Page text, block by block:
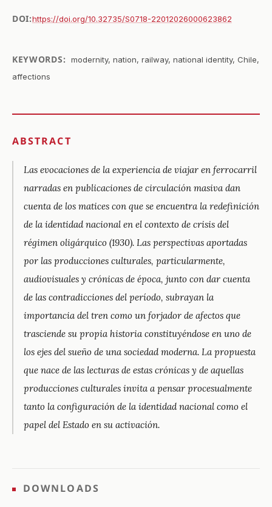
DOI:https://doi.org/10.32735/S0718-22012026000623862
KEYWORDS:
modernity, nation, railway, national identity, Chile,
affections
ABSTRACT
Las evocaciones de la experiencia de viajar en ferrocarril
narradas en publicaciones de circulación masiva dan
cuenta de los matices con que se encuentra la redefinición
de la identidad nacional en el contexto de crisis del
régimen oligárquico (1930). Las perspectivas aportadas
por las producciones culturales, particularmente,
audiovisuales y crónicas de época, junto con dar cuenta
de las contradicciones del período, subrayan la
importancia del tren como un forjador de afectos que
trasciende su propia historia constituyéndose en uno de
los ejes del sueño de una sociedad moderna. La propuesta
que nace de las lecturas de estas crónicas y de aquellas
producciones culturales invita a pensar procesualmente
tanto la configuración de la identidad nacional como el
papel del Estado en su activación.
DOWNLOADS